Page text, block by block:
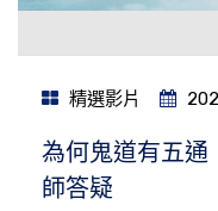
精選影片
為何鬼道有五通
師答疑